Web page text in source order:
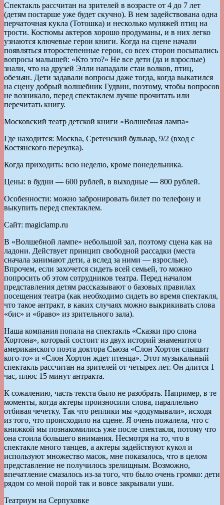
Спектакль рассчитан на зрителей в возрасте от 4 до 7 лет
(детям постарше уже будет скучно). В нем задействована одна
перчаточная кукла (Тотошка) и несколько муляжей птиц на
трости. Костюмы актеров хорошо продуманы, и в них легко
узнаются ключевые герои книги. Когда на сцене начали
появляться второстепенные герои, со всех сторон посыпались
вопросы малышей: «Кто это?» Не все дети (да и взрослые)
знали, что на друзей Элли нападали стаи волков, птиц,
обезьян. Дети задавали вопросы даже тогда, когда выкатился
на сцену добрый волшебник Гудвин, поэтому, чтобы вопросов
не возникало, перед спектаклем лучше прочитать или
перечитать книгу.
Московский театр детской книги «Волшебная лампа»
Где находится: Москва, Сретенский бульвар, 9/2 (вход с
Костянского переулка).
Когда приходить: всю неделю, кроме понедельника.
Цены: в будни — 600 рублей, в выходные — 800 рублей.
Особенности: можно забронировать билет по телефону и
выкупить перед спектаклем.
Сайт: magiclamp.ru
В «Волшебной лампе» небольшой зал, поэтому сцена как на
ладони. Действует принцип свободной рассадки (места
сначала занимают дети, а вслед за ними — взрослые).
Впрочем, если захочется сидеть всей семьей, то можно
попросить об этом сотрудников театра. Перед началом
представления детям рассказывают о базовых правилах
посещения театра (как необходимо сидеть во время спектакля,
что такое антракт, в каких случаях можно выкрикивать слова
«бис» и «браво» из зрительного зала).
Наша компания попала на спектакль «Сказки про слона
Хортона», который состоит из двух историй знаменитого
американского поэта доктора Сьюза «Слон Хортон слышит
кого-то» и «Слон Хортон ждет птенца». Этот музыкальный
спектакль рассчитан на зрителей от четырех лет. Он длится 1
час, плюс 15 минут антракта.
К сожалению, часть текста было не разобрать. Например, в те
моменты, когда актеры произносили слова, параллельно
отбивая чечетку. Так что реплики мы «додумывали», исходя
из того, что происходило на сцене. Я очень пожалела, что с
книжкой мы познакомились уже после спектакля, потому что
она стоила большего внимания. Несмотря на то, что в
спектакле много танцев, а актеры задействуют кукол и
используют множество масок, мне показалось, что в целом
представление не получилось зрелищным. Возможно,
впечатление смазалось из-за того, что было очень громко: дети
рядом со мной порой так и вовсе закрывали уши.
Театриум на Серпуховке